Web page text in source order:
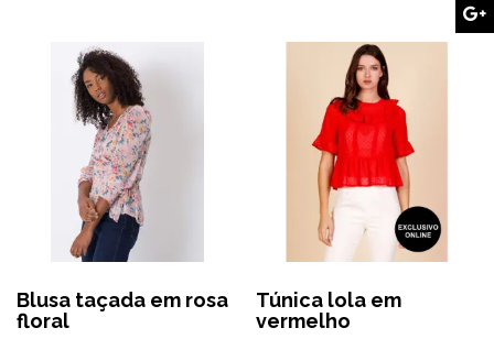
Blusa taçada em rosa
floral
Túnica lola em
vermelho